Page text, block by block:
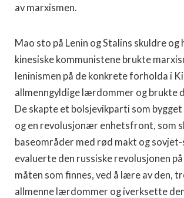
av marxismen.
Mao sto på Lenin og Stalins skuldre og
kinesiske kommunistene brukte
leninismen på de konkrete forholda i
allmenngyldige lærdommer og brukte
De skapte et bolsjevikparti som
og en revolusjonær enhetsfront, som
baseområder med rød makt og
evaluerte den russiske revolusjonen
måten som finnes, ved å lære av den,
allmenne lærdommer og iverksette